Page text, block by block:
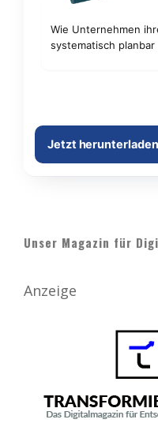
Unser Magazin für
Anzeige